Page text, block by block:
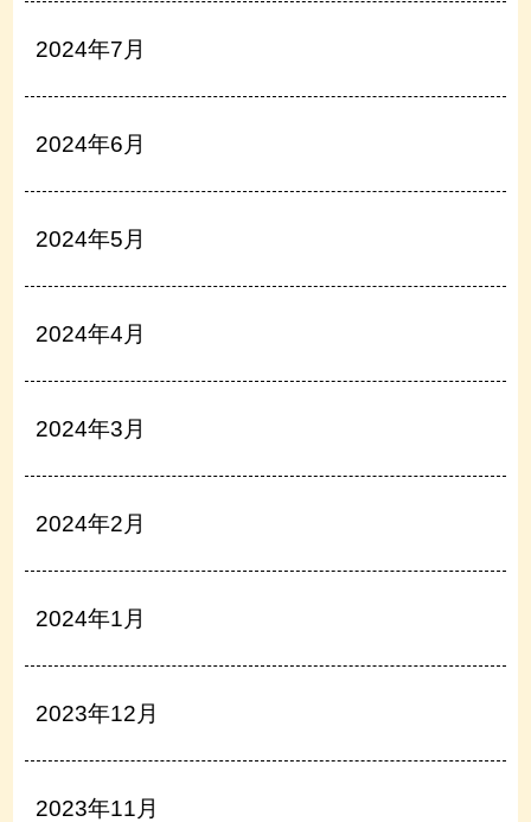
2024年7月
2024年6月
2024年5月
2024年4月
2024年3月
2024年2月
2024年1月
2023年12月
2023年11月